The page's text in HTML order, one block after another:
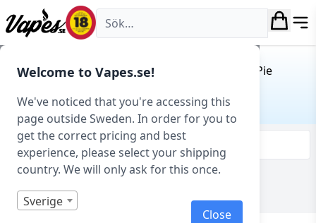
Welcome to Vapes.se!
We've noticed that you're accessing this
page outside Sweden. In order for you to
get the correct pricing and best
experience, please select your shipping
country. We will only ask for this once.
Sverige
Close
Vapes.se
Hem/ Produkt Smakprofil / Lemon Meringue Pie
LEMON MERINGUE PIE
Filtrera & sortera
Visar 0 produkter av 0 totalt